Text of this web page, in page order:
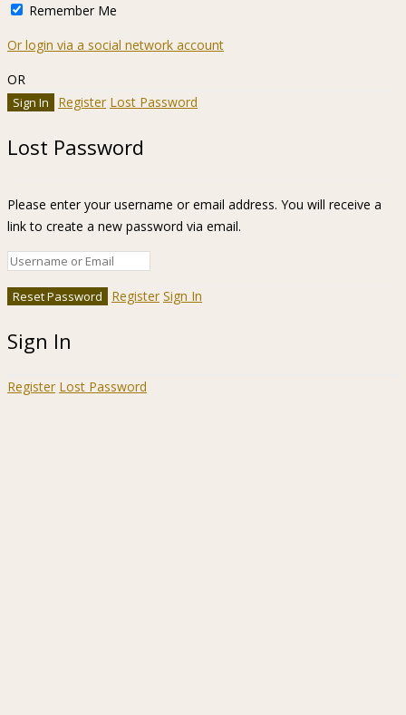
Remember Me
Or login via a social network account
OR
Register Lost Password
Lost Password
Please enter your username or email address. You will receive a
link to create a new password via email.
Register Sign In
Sign In
Register Lost Password